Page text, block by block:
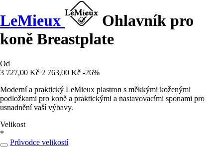
LeMieux
Ohlavník pro
koně Breastplate
Od
3 727,00 Kč 2 763,00 Kč -26%
Moderní a praktický LeMieux plastron s měkkými koženými
podložkami pro koně a praktickými a nastavovacími sponami pro
usnadnění vaší výbavy.
Velikost
*
Průvodce velikostí